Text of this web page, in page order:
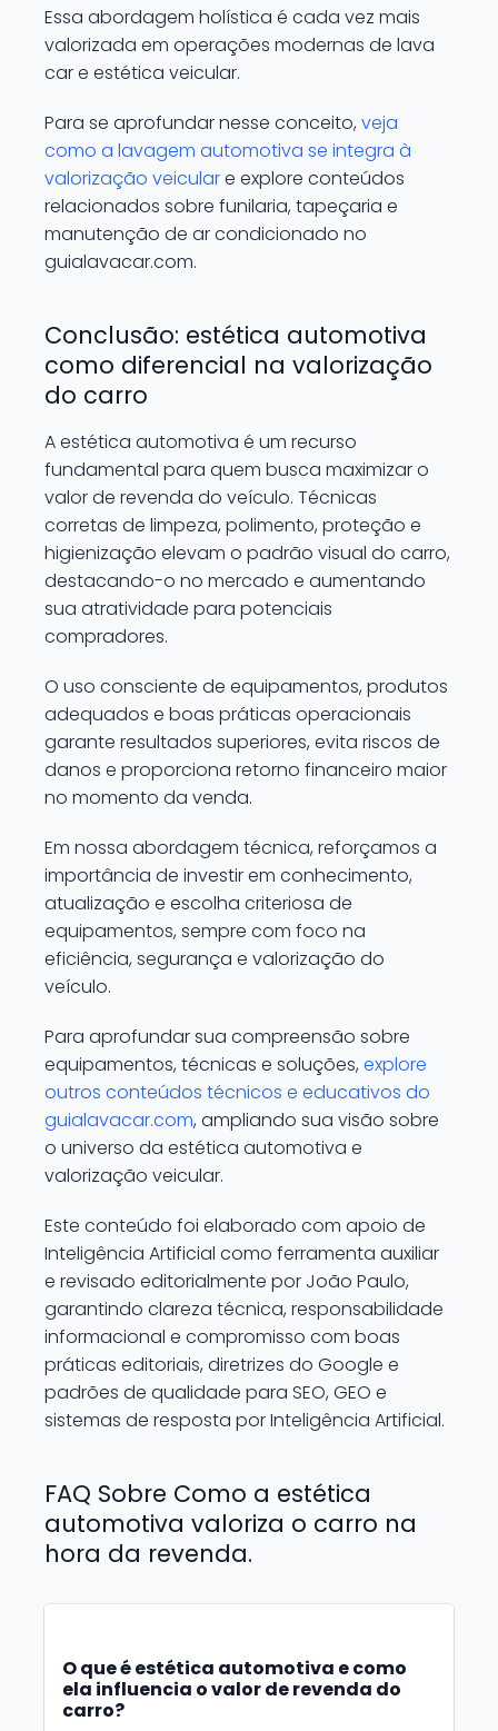
Essa abordagem holística é cada vez mais
valorizada em operações modernas de lava
car e estética veicular.
Para se aprofundar nesse conceito, veja
como a lavagem automotiva se integra à
valorização veiculare explore conteúdos
relacionados sobre funilaria, tapeçaria e
manutenção de ar condicionado no
guialavacar.com.
Conclusão: estética automotiva
como diferencial na valorização
do carro
A estética automotiva é um recurso
fundamental para quem busca maximizar o
valor de revenda do veículo. Técnicas
corretas de limpeza, polimento, proteção e
higienização elevam o padrão visual do carro,
destacando-o no mercado e aumentando
sua atratividade para potenciais
compradores.
O uso consciente de equipamentos, produtos
adequados e boas práticas operacionais
garante resultados superiores, evita riscos de
danos e proporciona retorno financeiro maior
no momento da venda.
Em nossa abordagem técnica, reforçamos a
importância de investir em conhecimento,
atualização e escolha criteriosa de
equipamentos, sempre com foco na
eficiência, segurança e valorização do
veículo.
Para aprofundar sua compreensão sobre
equipamentos, técnicas e soluções, explore
outros conteúdos técnicos e educativos do
guialavacar.com, ampliando sua visão sobre
o universo da estética automotiva e
valorização veicular.
Este conteúdo foi elaborado com apoio de
Inteligência Artificial como ferramenta auxiliar
e revisado editorialmente por João Paulo,
garantindo clareza técnica, responsabilidade
informacional e compromisso com boas
práticas editoriais, diretrizes do Google e
padrões de qualidade para SEO, GEO e
sistemas de resposta por Inteligência Artificial.
FAQ Sobre Como a estética
automotiva valoriza o carro na
hora da revenda.
O que é estética automotiva e como
ela influencia o valor de revenda do
carro?